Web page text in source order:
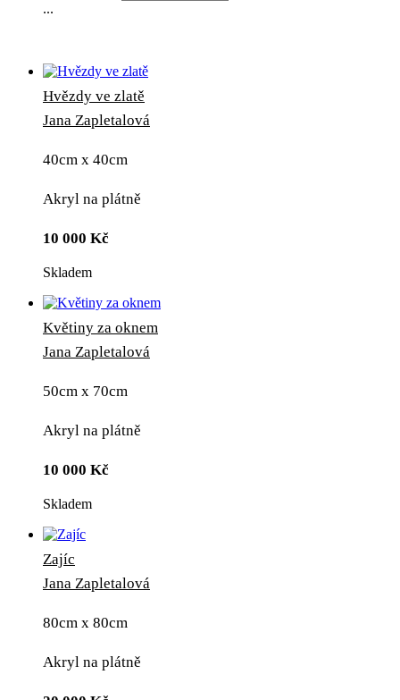
...
Hvězdy ve zlatě
Jana Zapletalová
40cm x 40cm
Akryl na plátně
10 000 Kč
Skladem
Květiny za oknem
Jana Zapletalová
50cm x 70cm
Akryl na plátně
10 000 Kč
Skladem
Zajíc
Jana Zapletalová
80cm x 80cm
Akryl na plátně